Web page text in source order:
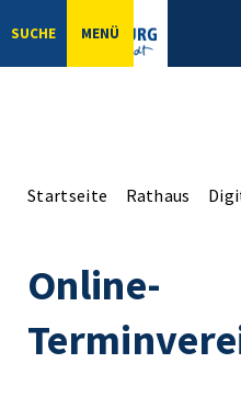
SUCHE MENÜ
Startseite Rathaus
Online-